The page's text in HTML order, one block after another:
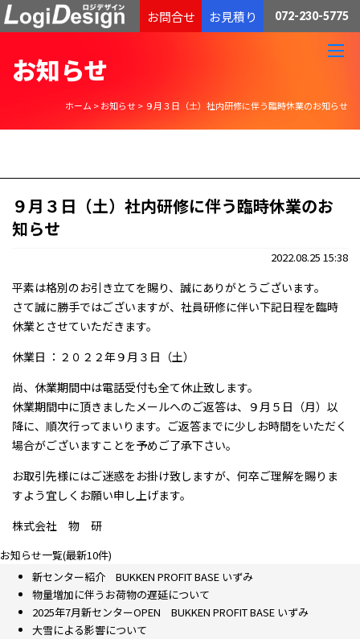
通販物流専門 低価格・発送代行のロジデザイン
お問合せ お見積り 072-230-5775
お知らせ
ホーム >お知らせ> ９月３日（土）社内研修に伴う臨時休業のお知らせ
９月３日（土）社内研修に伴う臨時休業のお
知らせ
2022.08.25 15:38
平素は格別のお引き立てを賜り、誠にありがとうございます。
さて誠に勝手ではございますが、社員研修に伴い下記日程を臨時
休業とさせていただきます。
休業日 ：２０２２年９月３日（土）
尚、休業期間中は電話受付も全て休止致します。
休業期間中に頂きましたメールへのご返答は、９月５日（月）以
降に、順次行ってまいります。ご返答までに少しお時間をいただく
場合がございますことを予めご了承下さい。
お取引先様にはご迷惑をお掛け致しますが、何卒ご理解を賜りま
すよう宜しくお願い申し上げます。
株式会社 物 研
お知らせ一覧(最新10件)
新センター紹介 BUKKEN PROFIT BASE いずみ
物量増加に伴うお荷物の遅延について
2025年7月新センターOPEN BUKKEN PROFIT BASE いずみ
大雪による影響について